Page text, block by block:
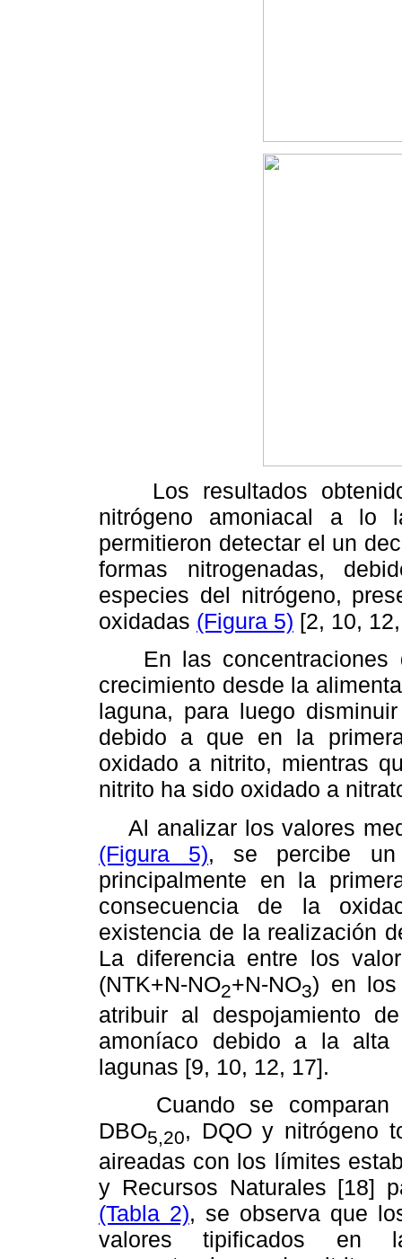
Los resultados
nitrógeno amoniacal a
permitieron detectar el un
formas nitrogenadas,
especies del nitrógeno,
oxidadas (Figura 5) [2, 10,
En las concentraciones
crecimiento desde la
laguna, para luego
debido a que en la
oxidado a nitrito, mientras
nitrito ha sido oxidado a
Al analizar los valores
(Figura 5), se percibe un
principalmente en la
consecuencia de la
existencia de la realización
La diferencia entre los
(NTK+N-NO2+N-NO3) en los
atribuir al despojamiento
amoníaco debido a la
lagunas [9, 10, 12, 17].
Cuando se comparan
DBO5,20, DQO y nitrógeno
aireadas con los límites
y Recursos Naturales [18]
(Tabla 2), se observa que
valores tipificados en